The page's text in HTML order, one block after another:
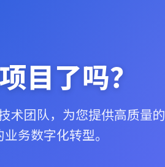
目了吗？
术团队，为您提供高质量的
务数字化转型。